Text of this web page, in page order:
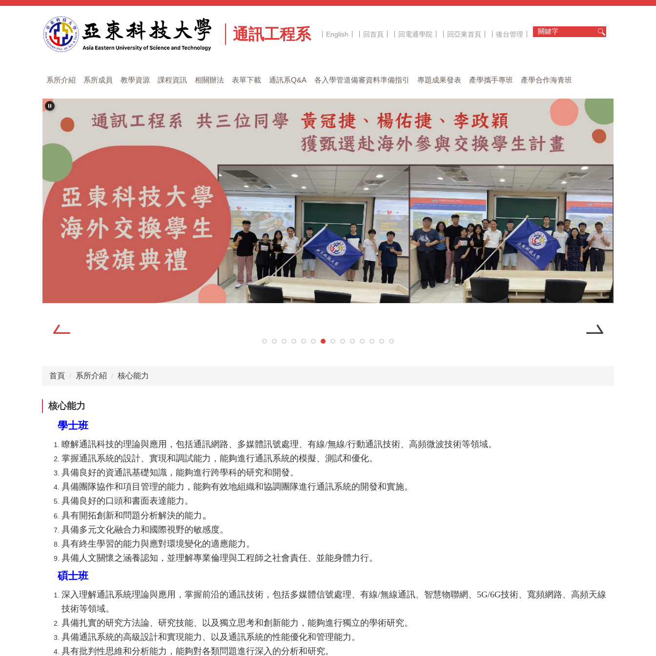
跳
通訊工程系 English 回首頁 回電通學院 回亞東首頁 後台管理
系所介紹 系所成員 教學資源 課程資訊 相關辦法 表單下載 通訊系Q&A 各入學管道備審資料準備指引 專題成果發表 產學攜手專班 產學合作海青班
首頁 系所介紹 核心能力
核心能力
學士班
瞭解通訊科技的理論與應用，包括通訊網路、多媒體訊號處理、有線/無線/行動通訊技術、高頻微波技術等領域。
掌握通訊系統的設計、實現和調試能力，能夠進行通訊系統的模擬、測試和優化。
具備良好的資通訊基礎知識，能夠進行跨學科的研究和開發。
具備團隊協作和項目管理的能力，能夠有效地組織和協調團隊進行通訊系統的開發和實施。
具備良好的口頭和書面表達能力。
具有開拓創新和問題分析解決的能力 。
具備多元文化融合力和國際視野的敏感度。
具有終生學習的能力與應對環境變化的適應能力。
具備人文關懷之涵養認知，並理解專業倫理與工程師之社會責任、並能身體力行。
碩士班
深入理解通訊系統理論與應用，掌握前沿的通訊技術，包括多媒體信號處理、有線/無線通訊、智慧物聯網、5G/6G技術、寬頻網路、高頻天線
技術等領域。
具備扎實的研究方法論、研究技能、以及獨立思考和創新能力，能夠進行獨立的學術研究。
具備通訊系統的高級設計和實現能力、以及通訊系統的性能優化和管理能力。
具有批判性思維和分析能力，能夠對各類問題進行深入的分析和研究。